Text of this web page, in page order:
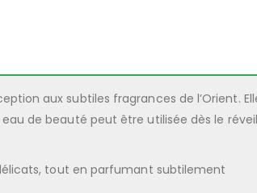
aux subtiles fragrances de l’Orient.
de beauté peut être utilisée dès le réveil
tout en parfumant subtilement